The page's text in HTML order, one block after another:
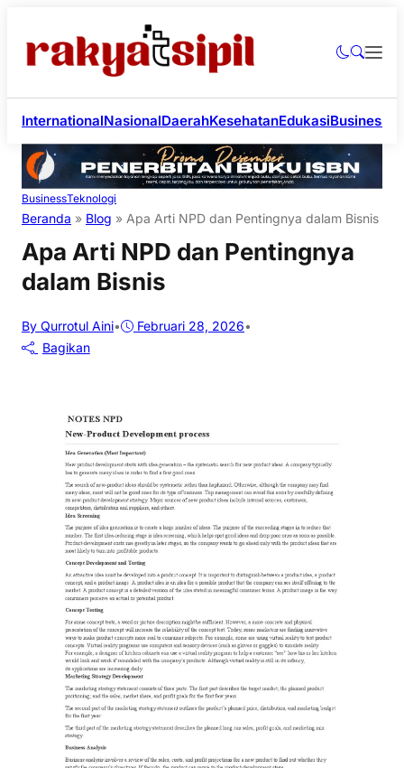
InternationalNasionalDaerahKesehatanEdukasiBusiness
BusinessTeknologi
Beranda » Blog » Apa Arti NPD dan Pentingnya dalam Bisnis
Apa Arti NPD dan Pentingnya
dalam Bisnis
By Qurrotul Aini• Februari 28, 2026•
Bagikan